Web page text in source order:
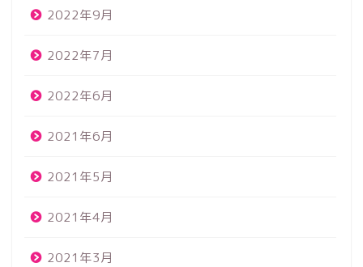
2022年9月
2022年7月
2022年6月
2021年6月
2021年5月
2021年4月
2021年3月